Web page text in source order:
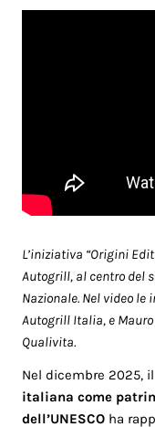
L’iniziativa “Origini
Autogrill, al centro del
Nazionale. Nel video le
Autogrill Italia, e
Qualivita.
Nel dicembre 2025,
italiana come
dell’UNESCO ha